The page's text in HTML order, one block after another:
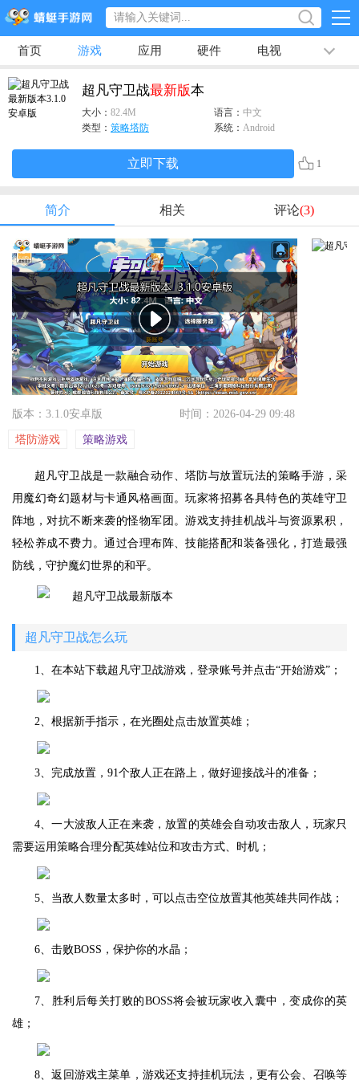
首页 游戏 应用 硬件 电视 排行榜
专题
超凡守卫战最新版本
大小： 82.4M 语言： 中文
类型： 策略塔防 系统： Android
立即下载 1
简介 相关 评论(3)
版本：3.1.0安卓版 时间：2026-04-29 09:48
塔防游戏 策略游戏
超凡守卫战是一款融合动作、塔防与放置玩法的策略手游，采
用魔幻奇幻题材与卡通风格画面。玩家将招募各具特色的英雄守卫
阵地，对抗不断来袭的怪物军团。游戏支持挂机战斗与资源累积，
轻松养成不费力。通过合理布阵、技能搭配和装备强化，打造最强
防线，守护魔幻世界的和平。
超凡守卫战怎么玩
1、在本站下载超凡守卫战游戏，登录账号并点击“开始游戏”；
2、根据新手指示，在光圈处点击放置英雄；
3、完成放置，91个敌人正在路上，做好迎接战斗的准备；
4、一大波敌人正在来袭，放置的英雄会自动攻击敌人，玩家只
需要运用策略合理分配英雄站位和攻击方式、时机；
5、当敌人数量太多时，可以点击空位放置其他英雄共同作战；
6、击败BOSS，保护你的水晶；
7、胜利后每关打败的BOSS将会被玩家收入囊中，变成你的英
雄；
8、返回游戏主菜单，游戏还支持挂机玩法，更有公会、召唤等